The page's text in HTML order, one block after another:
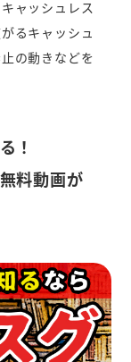
ャッシュレス
るキャッシュ
の動きなどを
！
料動画が